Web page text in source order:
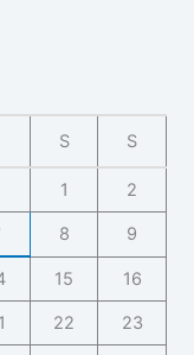
S S
1 2
8 9
15 16
22 23